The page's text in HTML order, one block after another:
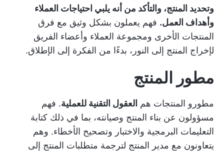
وتحديد المنتج، والتأكد من أنه يلبي احتياجات العملاء
وأهداف العمل. فهم يعملون بشكل وثيق مع فرق
المنتجات الأخرى ومجموعة العملاء وأعضاء الفريق
لإخراج المنتج إلى النور، بدءًا من الفكرة إلى الإطلاق.
مطور المنتج
مطورو المنتجات هم العقول التقنية للعملية. فهم
مسؤولون عن بناء المنتج وصيانته، بما في ذلك كتابة
التعليمات البرمجية والاختبار وتصحيح الأخطاء. وهم
يتعاونون مع مدير المنتج لترجمة متطلبات المنتج إلى